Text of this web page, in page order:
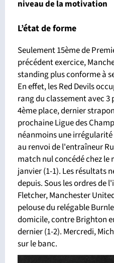
niveau de la motivation
L’état de forme
Seulement 15ème de
précédent exercice,
standing plus conforme à
En effet, les Red Devils
rang du classement avec
4ème place, dernier
prochaine Ligue des
néanmoins une
au renvoi de l'entraîneur
match nul concédé chez le
janvier (1-1). Les résultats
depuis. Sous les ordres de
Fletcher, Manchester
pelouse du relégable
domicile, contre Brighton
dernier (1-2). Mercredi,
sur le banc.